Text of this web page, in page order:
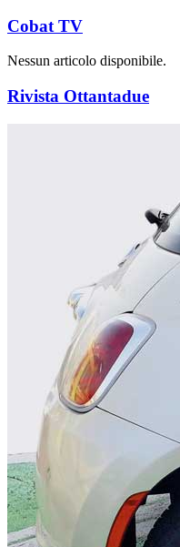
Cobat TV
Nessun articolo disponibile.
Rivista Ottantadue